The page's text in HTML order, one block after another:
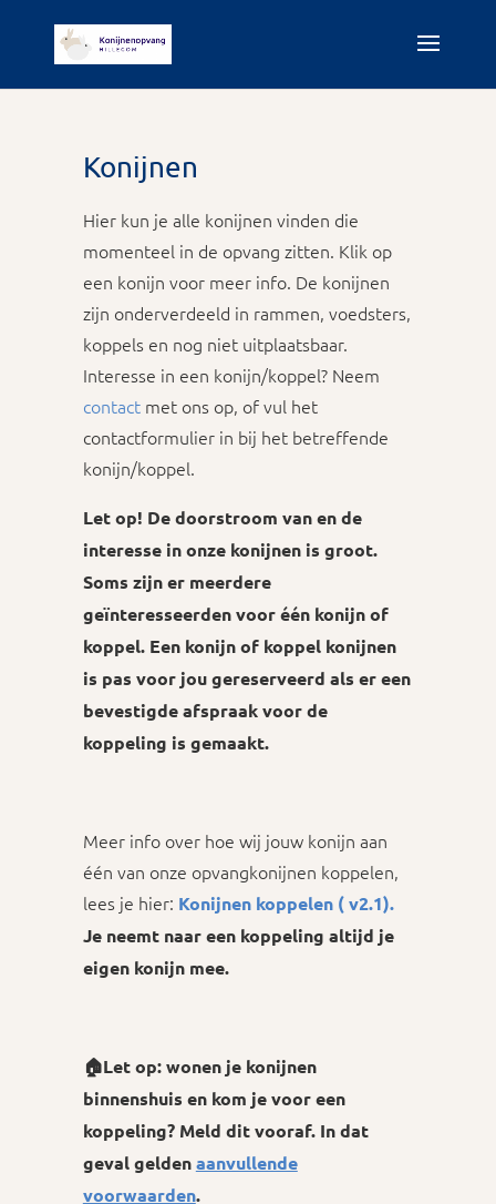
Konijnen
Hier kun je alle konijnen vinden die
momenteel in de opvang zitten. Klik op
een konijn voor meer info. De konijnen
zijn onderverdeeld in rammen, voedsters,
koppels en nog niet uitplaatsbaar.
Interesse in een konijn/koppel? Neem
contactmet ons op, of vul het
contactformulier in bij het betreffende
konijn/koppel.
Let op! De doorstroom van en de
interesse in onze konijnen is groot.
Soms zijn er meerdere
geïnteresseerden voor één konijn of
koppel. Een konijn of koppel konijnen
is pas voor jou gereserveerd als er een
bevestigde afspraak voor de
koppeling is gemaakt.
Meer info over hoe wij jouw konijn aan
één van onze opvangkonijnen koppelen,
lees je hier: Konijnen koppelen ( v2.1).
Je neemt naar een koppeling altijd je
eigen konijn mee.
🏠Let op: wonen je konijnen
binnenshuis en kom je voor een
koppeling? Meld dit vooraf. In dat
geval geldenaanvullende
voorwaarden.